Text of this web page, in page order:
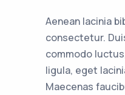
Aenean lacinia
consectetur.
commodo
ligula, eget
Maecenas